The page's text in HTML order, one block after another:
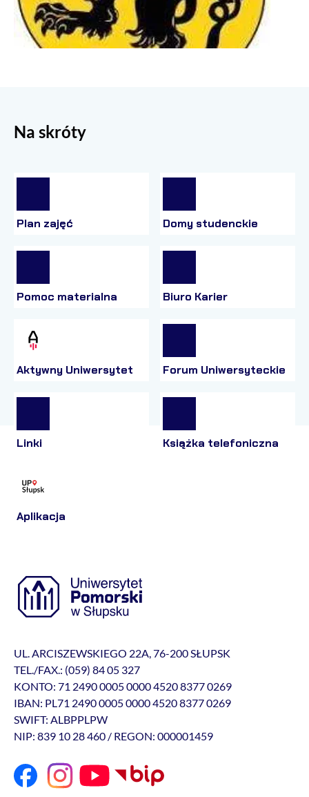
Na skróty
Plan zajęć Domy studenckie
Pomoc materialna Biuro Karier
Aktywny Uniwersytet Forum Uniwersyteckie
Linki Książka telefoniczna
Aplikacja
UL. ARCISZEWSKIEGO 22A, 76-200 SŁUPSK
TEL./FAX.: (059) 84 05 327
KONTO: 71 2490 0005 0000 4520 8377 0269
IBAN: PL71 2490 0005 0000 4520 8377 0269
SWIFT: ALBPPLPW
NIP: 839 10 28 460 / REGON: 000001459